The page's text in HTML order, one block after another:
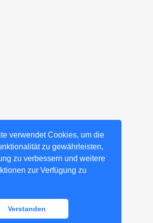
verwendet Cookies, um die
zu gewährleisten,
zu verbessern und weitere
zur Verfügung zu
Verstanden